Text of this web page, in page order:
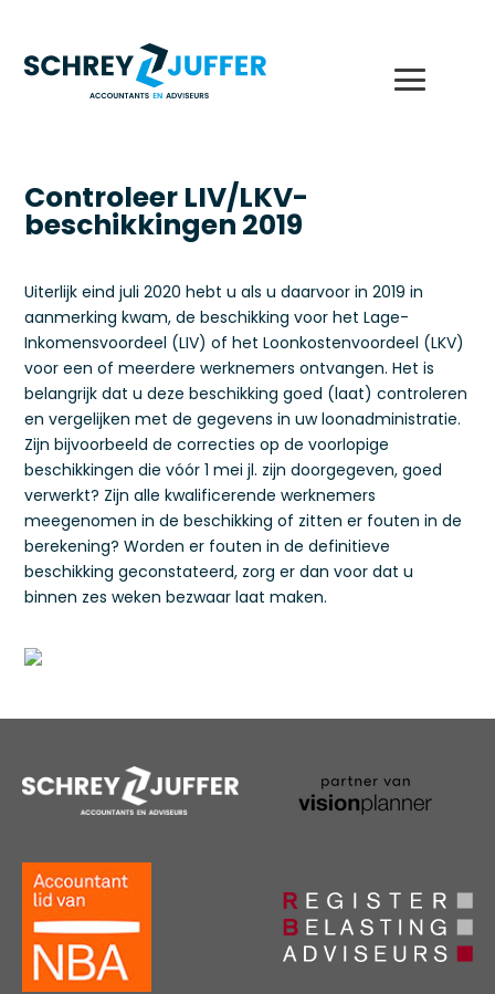
Controleer LIV/LKV-
beschikkingen 2019
Uiterlijk eind juli 2020 hebt u als u daarvoor in 2019 in
aanmerking kwam, de beschikking voor het Lage-
Inkomensvoordeel (LIV) of het Loonkostenvoordeel (LKV)
voor een of meerdere werknemers ontvangen. Het is
belangrijk dat u deze beschikking goed (laat) controleren
en vergelijken met de gegevens in uw loonadministratie.
Zijn bijvoorbeeld de correcties op de voorlopige
beschikkingen die vóór 1 mei jl. zijn doorgegeven, goed
verwerkt? Zijn alle kwalificerende werknemers
meegenomen in de beschikking of zitten er fouten in de
berekening? Worden er fouten in de definitieve
beschikking geconstateerd, zorg er dan voor dat u
binnen zes weken bezwaar laat maken.